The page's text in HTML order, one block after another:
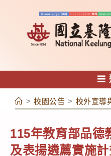
容
> 校園公告 > 校外宣導
115年教育部品德
及表揚遴薦實施